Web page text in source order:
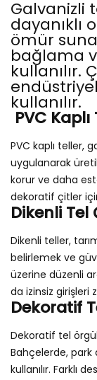
Galvanizli
dayanıklı
ömür
bağlama
kullanılır.
kullanılır.
PVC
PVC kaplı teller,
uygulanarak
korur ve daha
dekoratif çitler
Dikenli Tel
Dikenli teller,
belirlemek ve
üzerine düzenli
da izinsiz girişleri
Dekoratif
Dekoratif tel
Bahçelerde, park
kullanılır. Farklı